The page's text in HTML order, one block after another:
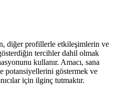
diğer profillerle etkileşimlerin ve
tercihler dahil olmak
kullanır. Amacı, sana
potansiyellerini göstermek ve
için ilginç tutmaktır.